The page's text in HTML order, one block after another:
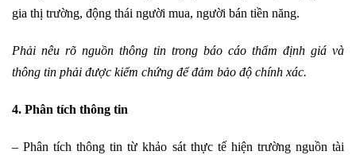
gia thị trường, động thái người mua, người bán tiền năng.
Phải nêu rõ nguồn thông tin trong báo cáo thẩm định giá và
thông tin phải được kiểm chứng để đảm bảo độ chính xác.
4. Phân tích thông tin
– Phân tích thông tin từ khảo sát thực tế hiện trường nguồn tài